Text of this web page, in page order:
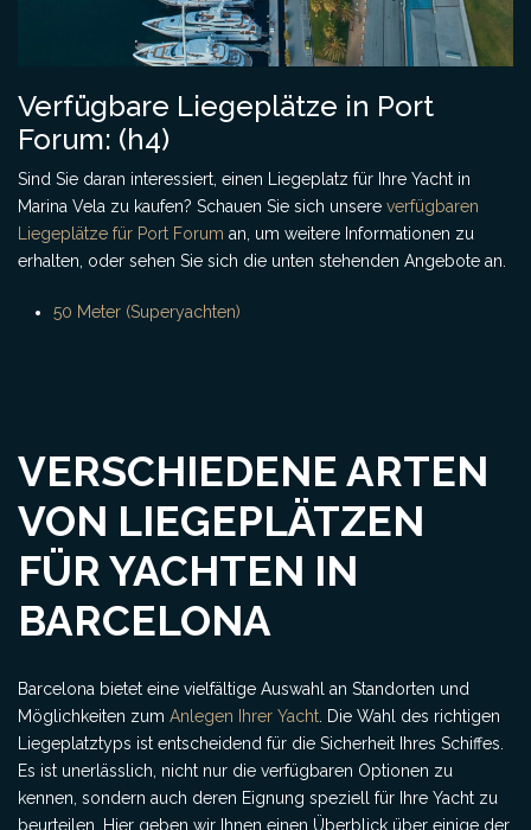
Verfügbare Liegeplätze in Port
Forum: (h4)
Sind Sie daran interessiert, einen Liegeplatz für Ihre Yacht in
Marina Vela zu kaufen? Schauen Sie sich unsere verfügbaren
Liegeplätze für Port Forum an, um weitere Informationen zu
erhalten, oder sehen Sie sich die unten stehenden Angebote an.
50 Meter (Superyachten)
VERSCHIEDENE ARTEN
VON LIEGEPLÄTZEN
FÜR YACHTEN IN
BARCELONA
Barcelona bietet eine vielfältige Auswahl an Standorten und
Möglichkeiten zum Anlegen Ihrer Yacht . Die Wahl des richtigen
Liegeplatztyps ist entscheidend für die Sicherheit Ihres Schiffes.
Es ist unerlässlich, nicht nur die verfügbaren Optionen zu
kennen, sondern auch deren Eignung speziell für Ihre Yacht zu
beurteilen. Hier geben wir Ihnen einen Überblick über einige der